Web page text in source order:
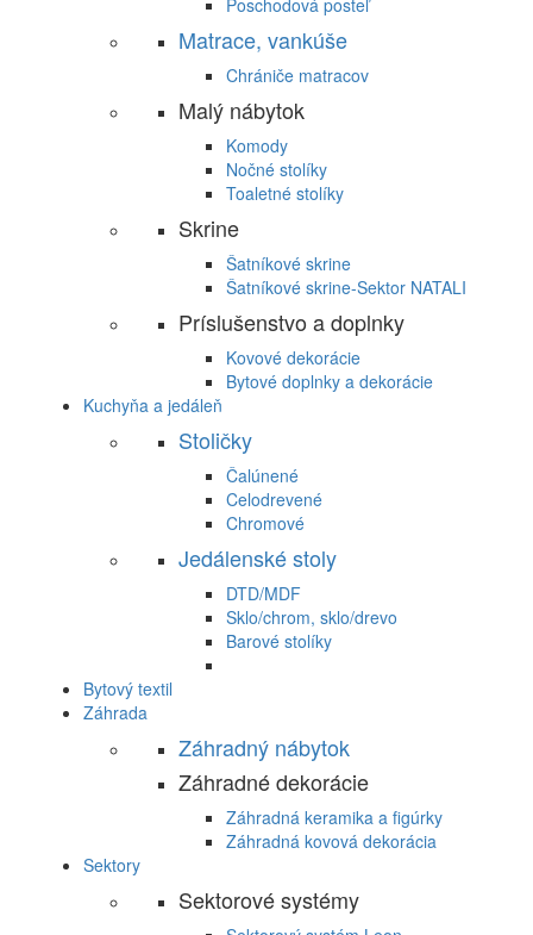
Poschodová posteľ
Matrace, vankúše
Chrániče matracov
Malý nábytok
Komody
Nočné stolíky
Toaletné stolíky
Skrine
Šatníkové skrine
Šatníkové skrine-Sektor NATALI
Príslušenstvo a doplnky
Kovové dekorácie
Bytové doplnky a dekorácie
Kuchyňa a jedáleň
Stoličky
Čalúnené
Celodrevené
Chromové
Jedálenské stoly
DTD/MDF
Sklo/chrom, sklo/drevo
Barové stolíky
Bytový textil
Záhrada
Záhradný nábytok
Záhradné dekorácie
Záhradná keramika a figúrky
Záhradná kovová dekorácia
Sektory
Sektorové systémy